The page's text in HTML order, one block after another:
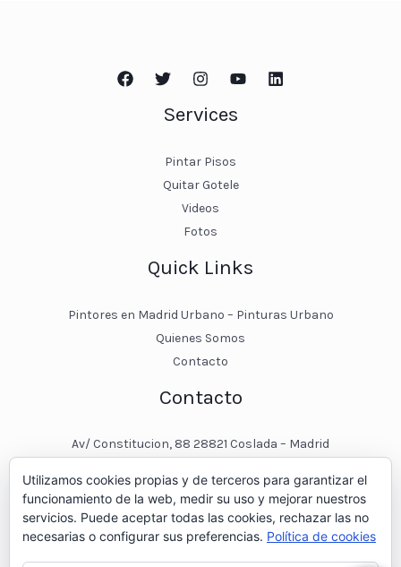
Services
Pintar Pisos
Quitar Gotele
Videos
Fotos
Quick Links
Pintores en Madrid Urbano – Pinturas Urbano
Quienes Somos
Contacto
Contacto
Av/ Constitucion, 88 28821 Coslada – Madrid
pinturasurbano@hotmail.es
+34 – 643 00 74 11
Utilizamos cookies propias y de terceros para garantizar el
funcionamiento de la web, medir su uso y mejorar nuestros
servicios. Puede aceptar todas las cookies, rechazar las no
necesarias o configurar sus preferencias. Política de cookies